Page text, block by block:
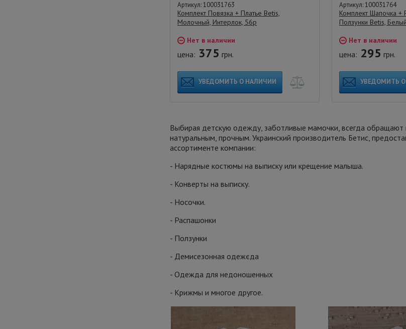
Артикул: 100031763
Комплект Повязка + Платье Betis,
Молочный, Интерлок, 56р
Нет в наличии
цена: 375 грн.
УВЕДОМИТЬ О НАЛИЧИИ
Артикул: 100031764
Комплект Шапочка +
Ползунки Betis,
Нет в наличии
цена: 295 грн.
УВЕДОМИТЬ
Выбирая детскую одежду, заботливые мамочки, всегда
натуральным, прочным. Украинский производитель Бетис,
ассортименте компании:
- Нарядные костюмы на выписку или крещение малыша.
- Конверты на выписку.
- Носочки.
- Распашонки
- Ползунки
- Демисезонная одежєда
- Одежда для недоношенных
- Крижмы и многое другое.